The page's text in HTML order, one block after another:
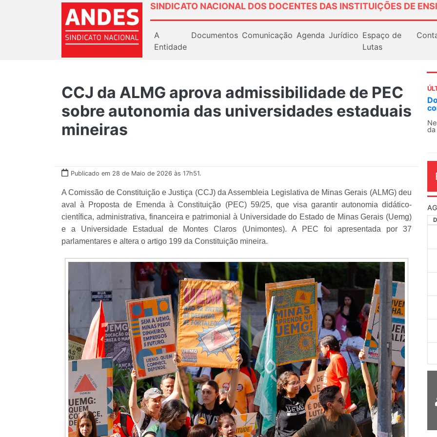
SINDICATO NACIONAL DOS DOCENTES DAS INSTITUIÇÕES DE
A
Entidade
Documentos Comunicação Agenda Jurídico Espaço de
Lutas
CCJ da ALMG aprova admissibilidade de PEC
sobre autonomia das universidades estaduais
mineiras
Publicado em 28 de Maio de 2026 às 17h51.
A Comissão de Constituição e Justiça (CCJ) da Assembleia Legislativa de Minas Gerais (ALMG) deu
aval à Proposta de Emenda à Constituição (PEC) 59/25, que visa garantir autonomia didático-
científica, administrativa, financeira e patrimonial à Universidade do Estado de Minas Gerais (Uemg)
e a Universidade Estadual de Montes Claros (Unimontes). A PEC foi apresentada por 37
parlamentares e altera o artigo 199 da Constituição mineira.
O